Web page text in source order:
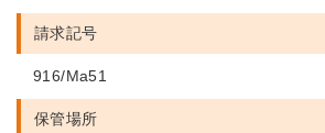
請求記号
916/Ma51
保管場所